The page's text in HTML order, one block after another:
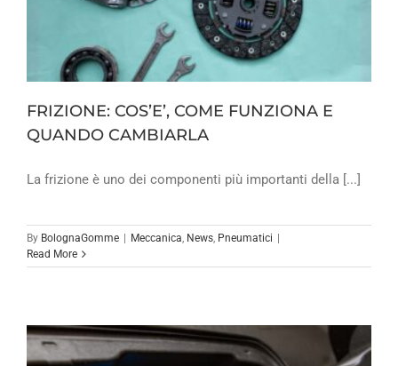
FRIZIONE: COS’E’, COME FUNZIONA E
QUANDO CAMBIARLA
La frizione è uno dei componenti più importanti della [...]
By BolognaGomme | Meccanica News Pneumatici |
Read More